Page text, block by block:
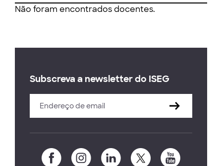
Não foram encontrados docentes.
Subscreva a newsletter do ISEG